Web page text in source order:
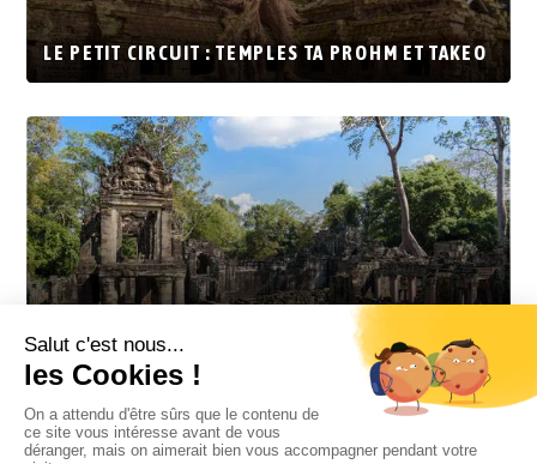
LE PETIT CIRCUIT : TEMPLES TA PROHM ET TAKEO